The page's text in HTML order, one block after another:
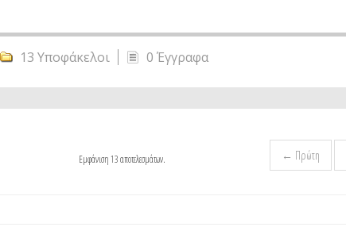
13 Υποφάκελοι 0 Έγγραφα
Εμφάνιση 13 αποτελεσμάτων. ← Πρώτη